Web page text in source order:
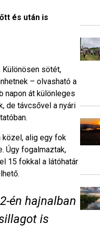
és után is
sötét,
– olvasható a
napon át különleges
de távcsővel a nyári
közel, alig egy fok
Úgy fogalmaztak,
15 fokkal a látóhatár
én hajnalban
is